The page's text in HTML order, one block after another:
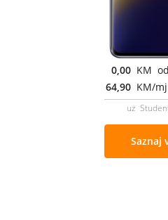
0,00 KM
64,90 KM/
uz
Saznaj